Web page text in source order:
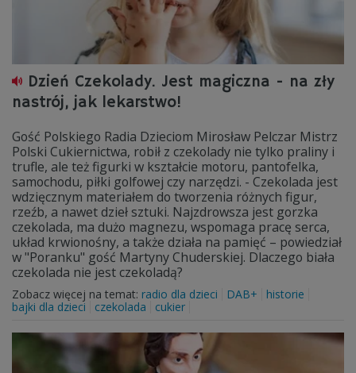
Dzień Czekolady. Jest magiczna - na zły
nastrój, jak lekarstwo!
Gość Polskiego Radia Dzieciom Mirosław Pelczar Mistrz
Polski Cukiernictwa, robił z czekolady nie tylko praliny i
trufle, ale też figurki w kształcie motoru, pantofelka,
samochodu, piłki golfowej czy narzędzi. - Czekolada jest
wdzięcznym materiałem do tworzenia różnych figur,
rzeźb, a nawet dzieł sztuki. Najzdrowsza jest gorzka
czekolada, ma dużo magnezu, wspomaga pracę serca,
układ krwionośny, a także działa na pamięć – powiedział
w "Poranku" gość Martyny Chuderskiej. Dlaczego biała
czekolada nie jest czekoladą?
Zobacz więcej na temat: radio dla dzieci DAB+
historie
bajki dla dzieci
czekolada cukier